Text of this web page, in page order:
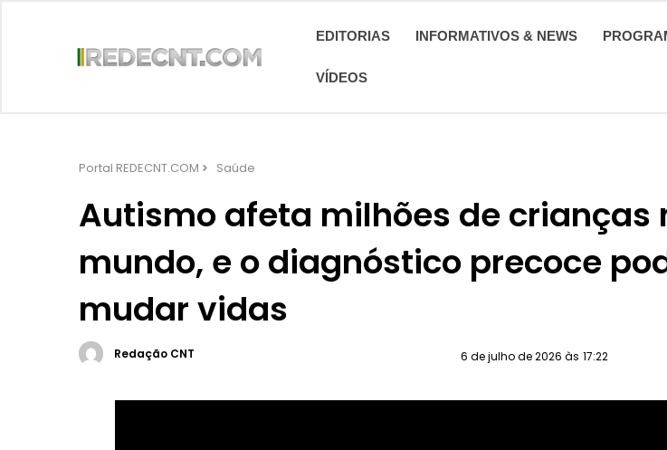
EDITORIAS INFORMATIVOS & NEWS
VÍDEOS
Portal REDECNT.COM Saúde
Autismo afeta milhões de crianças
mundo, e o diagnóstico precoce
mudar vidas
Redação CNT 6 de julho de 2026 às 17:22